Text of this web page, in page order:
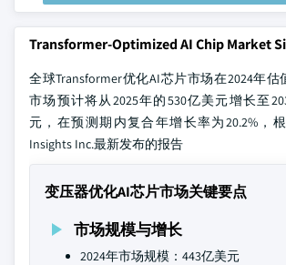
Transformer-Optimized AI Chip Market
全球Transformer优化AI芯片市场在2024年估
市场预计将从2025年的530亿美元增长至
元，在预测期内复合年增长率为20.2%，
Insights Inc.最新发布的报告
变压器优化AI芯片市场关键要点
市场规模与增长
2024年市场规模：443亿美元